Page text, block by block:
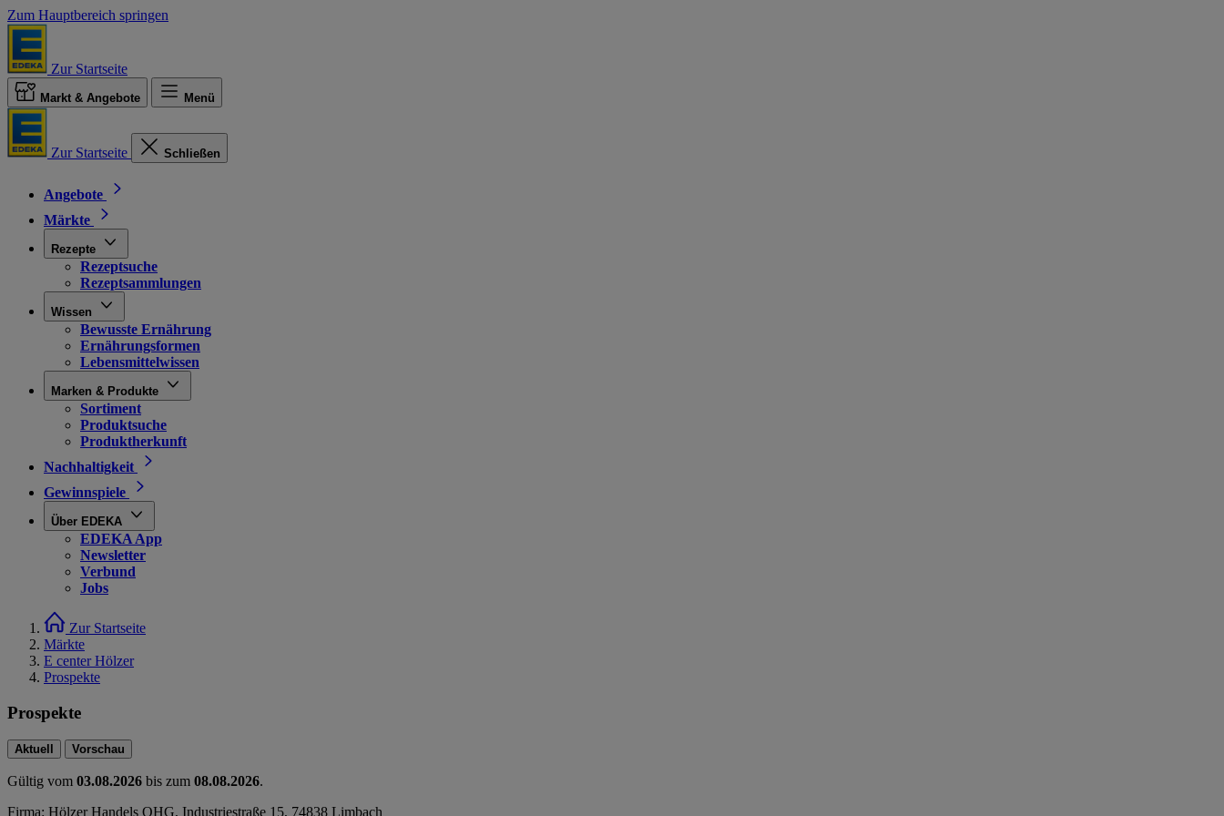
Zum Hauptbereich springen
Zur Startseite
Markt & Angebote Menü
Zur Startseite Schließen
Angebote
Märkte
Rezepte
Rezeptsuche
Rezeptsammlungen
Wissen
Bewusste Ernährung
Ernährungsformen
Lebensmittelwissen
Marken & Produkte
Sortiment
Produktsuche
Produktherkunft
Nachhaltigkeit
Gewinnspiele
Über EDEKA
EDEKA App
Newsletter
Verbund
Jobs
Zur Startseite
Märkte
E center Hölzer
Prospekte
Prospekte
Aktuell Vorschau
Gültig vom 03.08.2026 bis zum 08.08.2026.
Firma: Hölzer Handels OHG, Industriestraße 15, 74838 Limbach